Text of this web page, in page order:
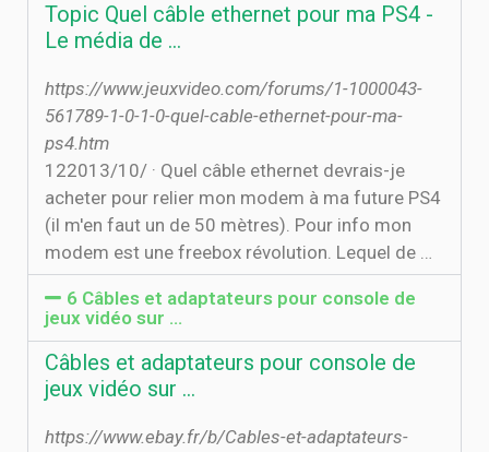
Topic Quel câble ethernet pour ma PS4 -
Le média de ...
https://www.jeuxvideo.com/forums/1-1000043-
561789-1-0-1-0-quel-cable-ethernet-pour-ma-
ps4.htm
12‏‏/10‏‏/2013 · Quel câble ethernet devrais-je
acheter pour relier mon modem à ma future PS4
(il m'en faut un de 50 mètres). Pour info mon
modem est une freebox révolution. Lequel de …
6 Câbles et adaptateurs pour console de
jeux vidéo sur …
Câbles et adaptateurs pour console de
jeux vidéo sur …
https://www.ebay.fr/b/Cables-et-adaptateurs-